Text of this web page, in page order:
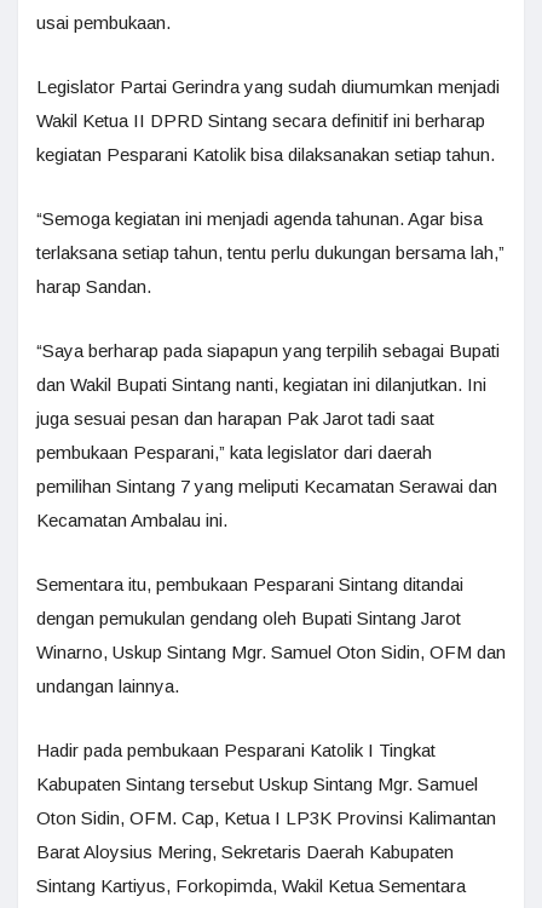
usai pembukaan.
Legislator Partai Gerindra yang sudah diumumkan menjadi
Wakil Ketua II DPRD Sintang secara definitif ini berharap
kegiatan Pesparani Katolik bisa dilaksanakan setiap tahun.
“Semoga kegiatan ini menjadi agenda tahunan. Agar bisa
terlaksana setiap tahun, tentu perlu dukungan bersama lah,”
harap Sandan.
“Saya berharap pada siapapun yang terpilih sebagai Bupati
dan Wakil Bupati Sintang nanti, kegiatan ini dilanjutkan. Ini
juga sesuai pesan dan harapan Pak Jarot tadi saat
pembukaan Pesparani,” kata legislator dari daerah
pemilihan Sintang 7 yang meliputi Kecamatan Serawai dan
Kecamatan Ambalau ini.
Sementara itu, pembukaan Pesparani Sintang ditandai
dengan pemukulan gendang oleh Bupati Sintang Jarot
Winarno, Uskup Sintang Mgr. Samuel Oton Sidin, OFM dan
undangan lainnya.
Hadir pada pembukaan Pesparani Katolik I Tingkat
Kabupaten Sintang tersebut Uskup Sintang Mgr. Samuel
Oton Sidin, OFM. Cap, Ketua I LP3K Provinsi Kalimantan
Barat Aloysius Mering, Sekretaris Daerah Kabupaten
Sintang Kartiyus, Forkopimda, Wakil Ketua Sementara